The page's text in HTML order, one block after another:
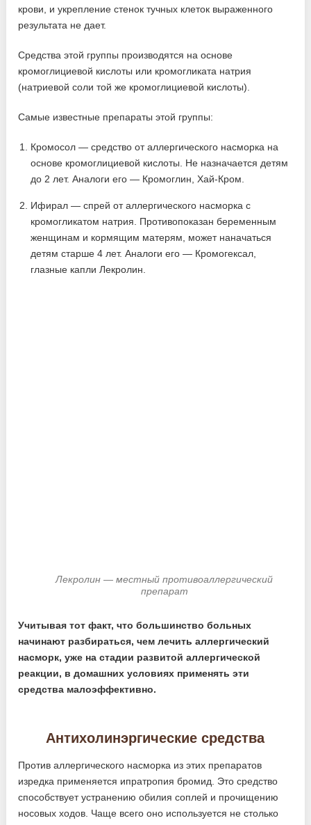
крови, и укрепление стенок тучных клеток выраженного
результата не дает.
Средства этой группы производятся на основе
кромоглициевой кислоты или кромогликата натрия
(натриевой соли той же кромоглициевой кислоты).
Самые известные препараты этой группы:
Кромосол — средство от аллергического насморка на
основе кромоглициевой кислоты. Не назначается детям
до 2 лет. Аналоги его — Кромоглин, Хай-Кром.
Ифирал — спрей от аллергического насморка с
кромогликатом натрия. Противопоказан беременным
женщинам и кормящим матерям, может наначаться
детям старше 4 лет. Аналоги его — Кромогексал,
глазные капли Лекролин.
Лекролин — местный противоаллергический
препарат
Учитывая тот факт, что большинство больных
начинают разбираться, чем лечить аллергический
насморк, уже на стадии развитой аллергической
реакции, в домашних условиях применять эти
средства малоэффективно.
Антихолинэргические средства
Против аллергического насморка из этих препаратов
изредка применяется ипратропия бромид. Это средство
способствует устранению обилия соплей и прочищению
носовых ходов. Чаще всего оно используется не столько